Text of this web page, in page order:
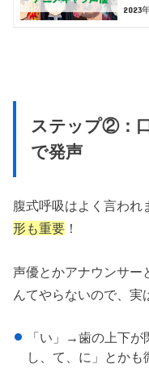
2023
ステップ②：
で発声
腹式呼吸はよく言われ
形も重要 ！
声優とかアナウンサー
んてやらないので、実
「い」→歯の上下が
し、て、に」とかも